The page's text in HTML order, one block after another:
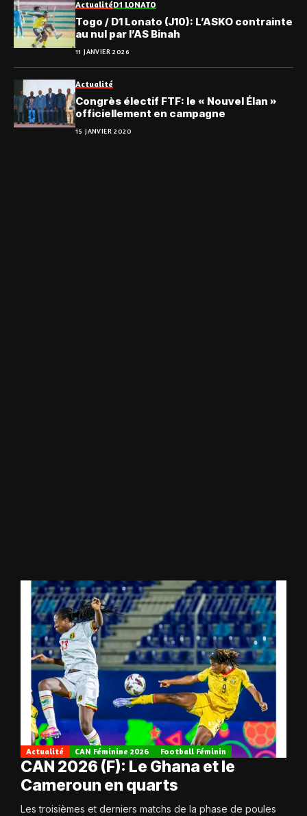
ActualitéD1 LONATO
Togo / D1 Lonato (J10): L’ASKO contrainte
au nul par l’AS Binah
11 JANVIER 2026
Actualité
Congrès électif FTF: le « Nouvel Élan »
officiellement en campagne
15 JANVIER 2020
Actualité CAN Féminine 2026 Football Féminin
CAN 2026 (F): Le Ghana et le
Cameroun en quarts
Les troisièmes et derniers matchs de la phase de poules